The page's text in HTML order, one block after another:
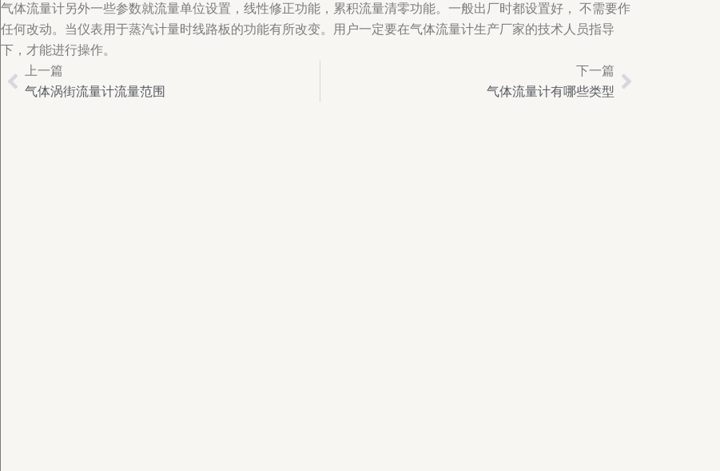
气体流量计另外一些参数就流量单位设置，线性修正功能，累积流量清零功能。一般出厂时都设置好， 不需要作
任何改动。当仪表用于蒸汽计量时线路板的功能有所改变。用户一定要在气体流量计生产厂家的技术人员指导
下，才能进行操作。
Prev
上一篇
气体涡街流量计流量范围
下一篇
气体流量计有哪些类型 Next